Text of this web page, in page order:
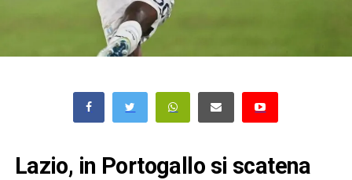
Lazio, in Portogallo si scatena